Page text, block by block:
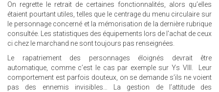
On regrette le retrait de certaines fonctionnalités, alors qu’elles
étaient pourtant utiles, telles que le centrage du menu circulaire sur
le personnage concerné et la mémorisation de la dernière rubrique
consultée. Les statistiques des équipements lors de l'achat de ceux
ci chez le marchand ne sont toujours pas renseignées.
Le rapatriement des personnages éloignés devrait être
automatique, comme c’est le cas par exemple sur Ys VIII. Leur
comportement est parfois douteux, on se demande s’ils ne voient
pas des ennemis invisibles… La gestion de l’attitude des